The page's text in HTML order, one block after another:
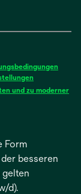
und zu moderner
Form
besseren
d).